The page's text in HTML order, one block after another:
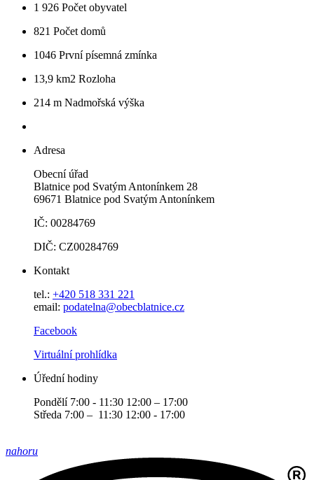
1 926 Počet obyvatel
821 Počet domů
1046 První písemná zmínka
13,9 km2 Rozloha
214 m Nadmořská výška
Adresa
Obecní úřad
Blatnice pod Svatým Antonínkem 28
69671 Blatnice pod Svatým Antonínkem
IČ: 00284769
DIČ: CZ00284769
Kontakt
tel.: +420 518 331 221
email: podatelna@obecblatnice.cz
Facebook
Virtuální prohlídka
Úřední hodiny
Pondělí 7:00 - 11:30 12:00 – 17:00
Středa 7:00 – 11:30 12:00 - 17:00
nahoru